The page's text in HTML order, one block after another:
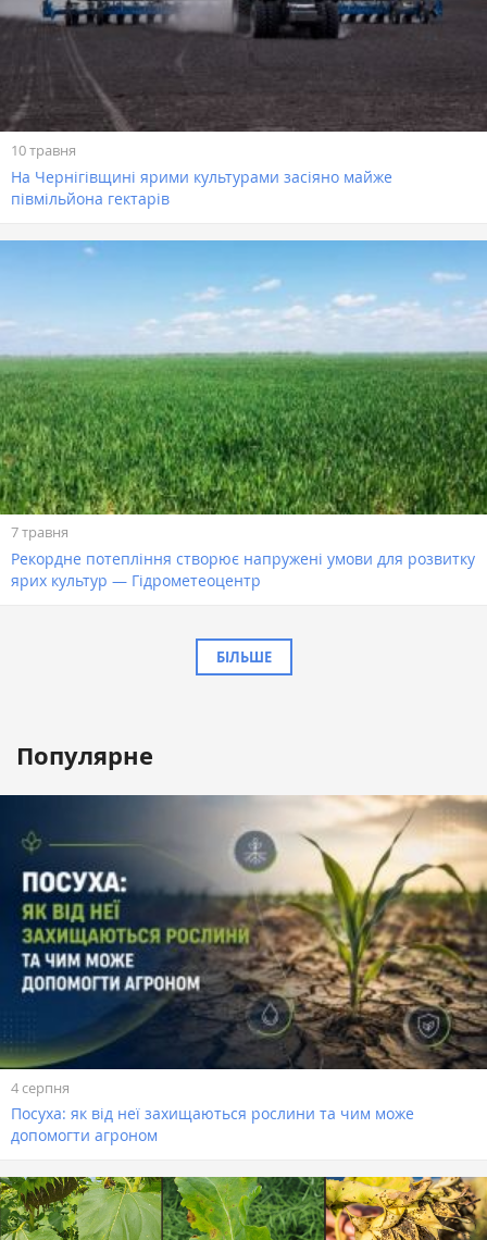
10 травня
На Чернігівщині ярими культурами засіяно майже
півмільйона гектарів
7 травня
Рекордне потепління створює напружені умови для розвитку
ярих культур — Гідрометеоцентр
БІЛЬШЕ
Популярне
4 серпня
Посуха: як від неї захищаються рослини та чим може
допомогти агроном